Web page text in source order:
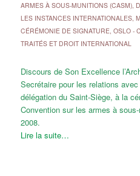
ARMES À SOUS-MUNITIONS (CASM),
LES INSTANCES INTERNATIONALES,
CÉRÉMONIE DE SIGNATURE, OSLO -
TRAITÉS ET DROIT INTERNATIONAL
Discours de Son Excellence
Secrétaire pour les relations
délégation du Saint-Siège, à la
Convention sur les armes à
2008.
Lire la suite…